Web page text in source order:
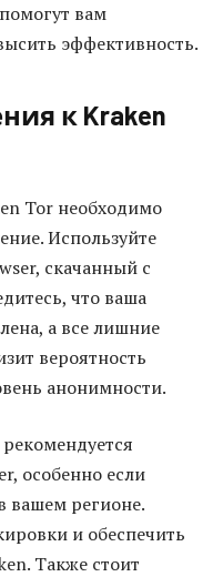
вам
эффективность.
к Kraken
Tor необходимо
Используйте
скачанный с
что ваша
а все лишние
вероятность
анонимности.
особенно если
вашем регионе.
и обеспечить
Также стоит